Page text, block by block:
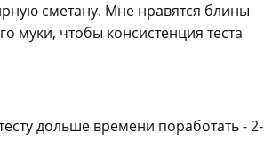
сметану. Мне нравятся блины
муки, чтобы консистенция теста
дольше времени поработать - 2-